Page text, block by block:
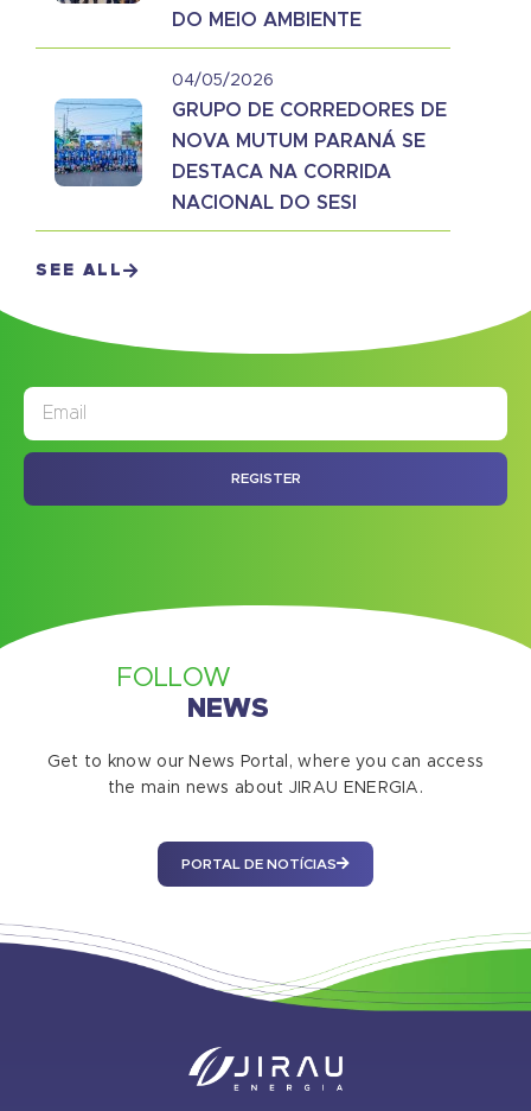
DO MEIO AMBIENTE
04/05/2026
GRUPO DE CORREDORES DE
NOVA MUTUM PARANÁ SE
DESTACA NA CORRIDA
NACIONAL DO SESI
SEE ALL
REGISTER
FOLLOW
NEWS
Get to know our News Portal, where you can access
the main news about JIRAU ENERGIA.
PORTAL DE NOTÍCIAS